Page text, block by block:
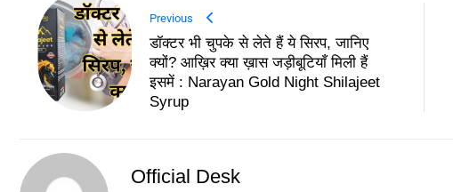
Previous
डॉक्टर भी चुपके से लेते हैं ये सिरप, जानिए
क्यों? आख़िर क्या ख़ास जड़ीबूटियाँ मिली हैं
इसमें : Narayan Gold Night Shilajeet
Syrup
Official Desk